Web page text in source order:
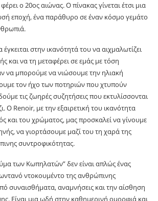
ο 20ος αιώνας. Ο πίνακας γίνεται έτσι μια
εποχή, ένα παράθυρο σε έναν κόσμο γεμάτο
στην ικανότητά του να αιχμαλωτίζει
και να τη μεταφέρει σε εμάς με τόση
να μπορούμε να νιώσουμε την ηλιακή
τον ήχο των ποτηριών που χτυπούν
τις ζωηρές συζητήσεις που εκτυλίσσονται
Ο Renoir, με την εξαιρετική του ικανότητα
και του χρώματος, μας προσκαλεί να γίνουμε
να γιορτάσουμε μαζί του τη χαρά της
συντροφικότητας.
των Κωπηλατών” δεν είναι απλώς ένας
ντοκουμέντο της ανθρώπινης
συναισθήματα, αναμνήσεις και την αίσθηση